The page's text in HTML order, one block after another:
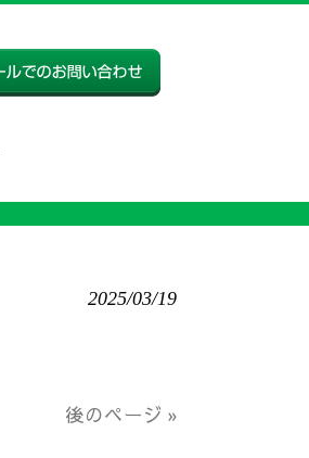
2025/03/19
後のページ »